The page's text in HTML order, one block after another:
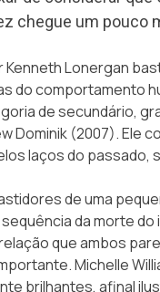
chegue um pouco
Lonergan
do comportamento
de secundário,
Dominik (2007). Ele
laços do passado,
de uma
da morte do
que ambos
Michelle
brilhantes, afinal